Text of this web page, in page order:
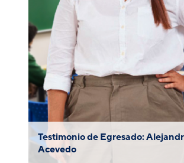
Testimonio de Egresado:
Acevedo
nuestra egresada, Alejandra
quien se desempeña como
bilingüe de Humanidades en